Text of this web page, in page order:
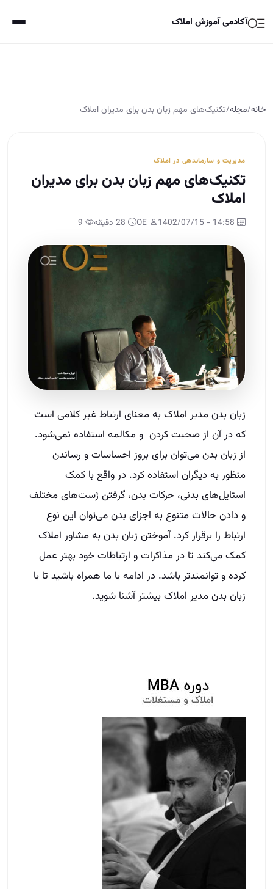
آکادمی آموزش املاک
خانه/مجله/تکنیک‌های مهم زبان بدن برای مدیران املاک
مدیریت و سازماندهی در املاک
تکنیک‌های مهم زبان بدن برای مدیران
املاک
زبان بدن مدیر املاک به معنای ارتباط غیر کلامی است
که در آن از صحبت کردن و مکالمه استفاده نمی‌شود.
از زبان بدن می‌توان برای بروز احساسات و رساندن
منظور به دیگران استفاده کرد. در واقع با کمک
استایل‌های بدنی، حرکات بدن، گرفتن ژست‌های مختلف
و دادن حالات متنوع به اجزای بدن می‌توان این نوع
ارتباط را برقرار کرد. آموختن زبان بدن به مشاور املاک
کمک می‌کند تا در مذاکرات و ارتباطات خود بهتر عمل
کرده و توانمندتر باشد. در ادامه با ما همراه باشید تا با
زبان بدن مدیر املاک بیشتر آشنا شوید.